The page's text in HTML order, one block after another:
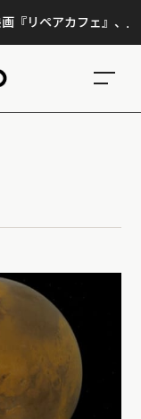
カフェ』、上映300回